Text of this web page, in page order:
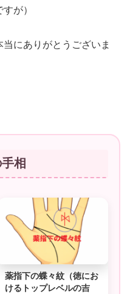
が）
にありがとうございま
相
薬指下の蝶々紋（徳にお
けるトップレベルの吉